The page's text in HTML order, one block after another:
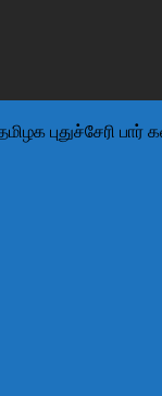
புதுச்சேரி